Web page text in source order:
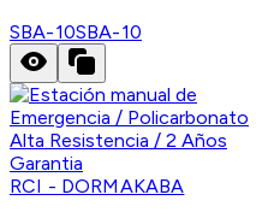
SBA-10SBA-10
RCI - DORMAKABA